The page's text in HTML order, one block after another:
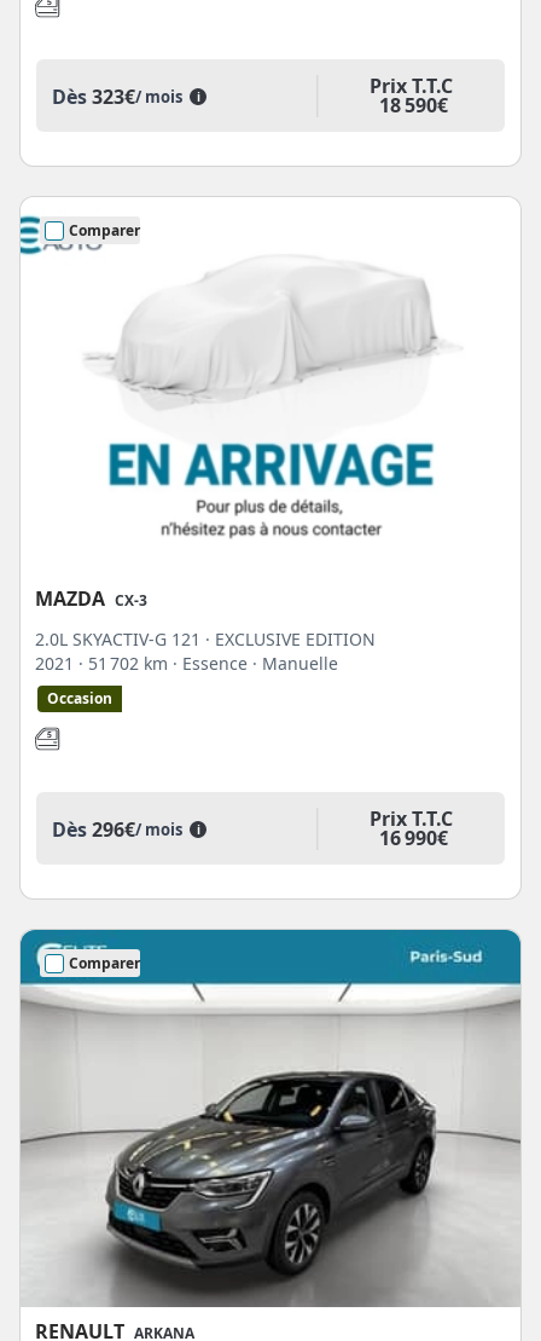
Dès323€/ mois i Prix T.T.C
18 590€
Comparer
MAZDA CX-3
2.0L SKYACTIV-G 121 · EXCLUSIVE EDITION
2021 · 51 702 km · Essence · Manuelle
Occasion
Dès296€/ mois i Prix T.T.C
16 990€
Comparer
RENAULT ARKANA